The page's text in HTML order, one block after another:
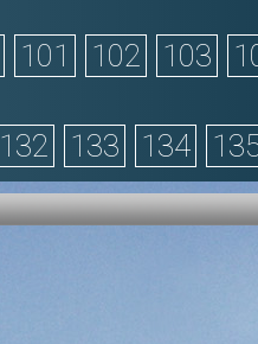
101 102 103
132 133 134